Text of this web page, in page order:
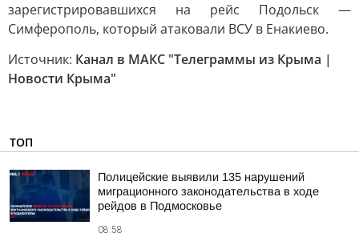
зарегистрировавшихся на рейс Подольск —
Симферополь, который атаковали ВСУ в Енакиево.
Источник: Канал в МАКС "Телеграммы из Крыма |
Новости Крыма"
ТОП
Полицейские выявили 135 нарушений
миграционного законодательства в ходе
рейдов в Подмосковье
08:58